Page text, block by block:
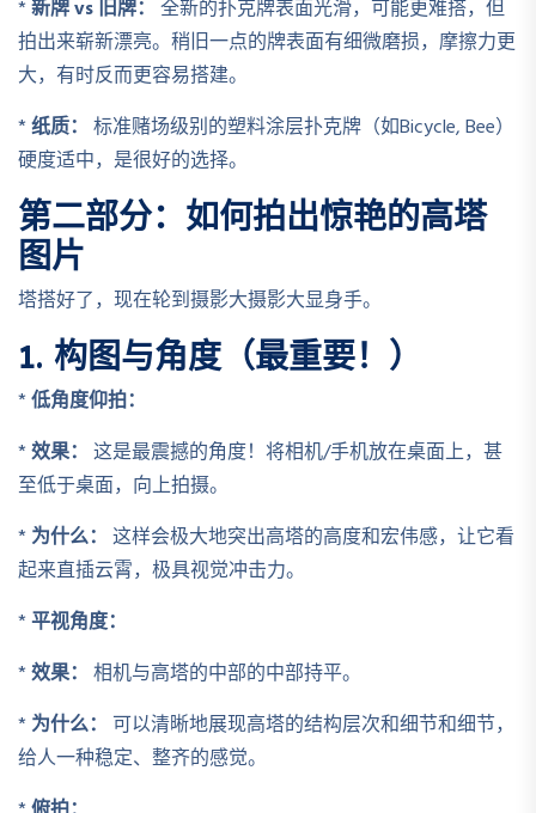
*新牌 vs 旧牌： 全新的扑克牌表面光滑，可能更难搭，但
拍出来崭新漂亮。稍旧一点的牌表面有细微磨损，摩擦力更
大，有时反而更容易搭建。
*纸质： 标准赌场级别的塑料涂层扑克牌（如Bicycle, Bee）
硬度适中，是很好的选择。
第二部分：如何拍出惊艳的高塔
图片
塔搭好了，现在轮到摄影大摄影大显身手。
1. 构图与角度（最重要！）
*低角度仰拍：
*效果： 这是最震撼的角度！将相机/手机放在桌面上，甚
至低于桌面，向上拍摄。
*为什么： 这样会极大地突出高塔的高度和宏伟感，让它看
起来直插云霄，极具视觉冲击力。
*平视角度：
*效果： 相机与高塔的中部的中部持平。
*为什么： 可以清晰地展现高塔的结构层次和细节和细节，
给人一种稳定、整齐的感觉。